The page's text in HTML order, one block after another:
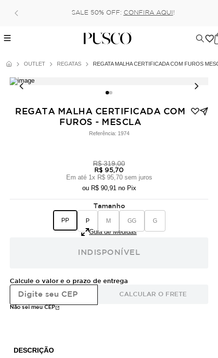
SALE 50% OFF: CONFIRA AQUI !
OUTLET REGATAS REGATA MALHA CERTIFICADA COM FUROS
REGATA MALHA CERTIFICADA COM
FUROS - MESCLA
Referência: 1974
R$ 319,00
R$ 95,70
Em até 1x R$ 95,70sem juros
ou R$ 90,91no Pix
Tamanho
PP P M GG G
Guia de Medidas
INDISPONÍVEL
Calcule o valor e o prazo de entrega
CALCULAR O FRETE
Não sei meu CEP
DESCRIÇÃO